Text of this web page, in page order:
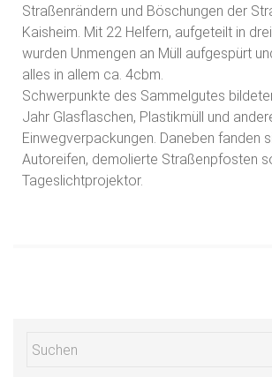
Straßenrändern und Böschungen der
Kaisheim. Mit 22 Helfern, aufgeteilt in
wurden Unmengen an Müll aufgespürt
alles in allem ca. 4cbm.
Schwerpunkte des Sammelgutes
Jahr Glasflaschen, Plastikmüll und
Einwegverpackungen. Daneben fanden
Autoreifen, demolierte Straßenpfosten
Tageslichtprojektor.